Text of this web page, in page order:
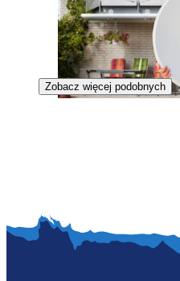
Zobacz więcej podobnych